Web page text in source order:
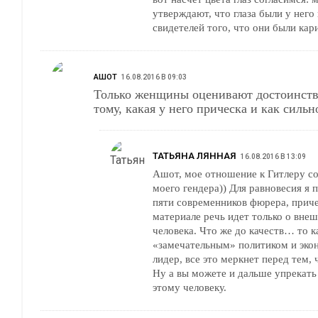
утверждают, что глаза были у
свидетелей того, что они были
АШОТ 16.08.2016 В 09:03
Только женщины оценивают
тому, какая у него прическа и как
ТАТЬЯНА ЛЯННАЯ 16.08.2016 В 13:09
Ашот, мое отношение к Гитлеру
моего гендера)) Для равновесия я
пяти современников фюрера,
материале речь идет только о
человека. Что же до качеств… то
«замечательным» политиком и
лидер, все это меркнет перед тем,
Ну а вы можете и дальше
этому человеку.